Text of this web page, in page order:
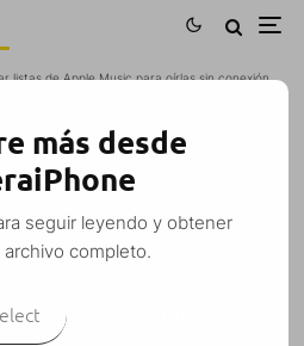
listas de Apple Music para oírlas sin conexión
LISTAS DE APPLE
SIN CONEXIÓN
Fuentes (Esfera) ·
Mini guía · 13 agosto, 2015
más desde
seguir leyendo y obtener
archivo completo.